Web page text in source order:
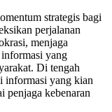
strategis bagi
perjalanan
menjaga
informasi yang
Di tengah
informasi yang kian
penjaga kebenaran